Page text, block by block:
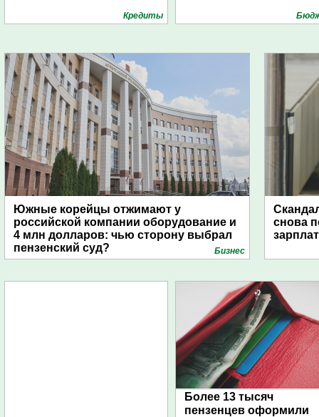
Кредиты
Южные корейцы отжимают у
российской компании оборудование и
4 млн долларов: чью сторону выбрал
пензенский суд?
Бизнес
снова
Более 13 тысяч
пензенцев оформили